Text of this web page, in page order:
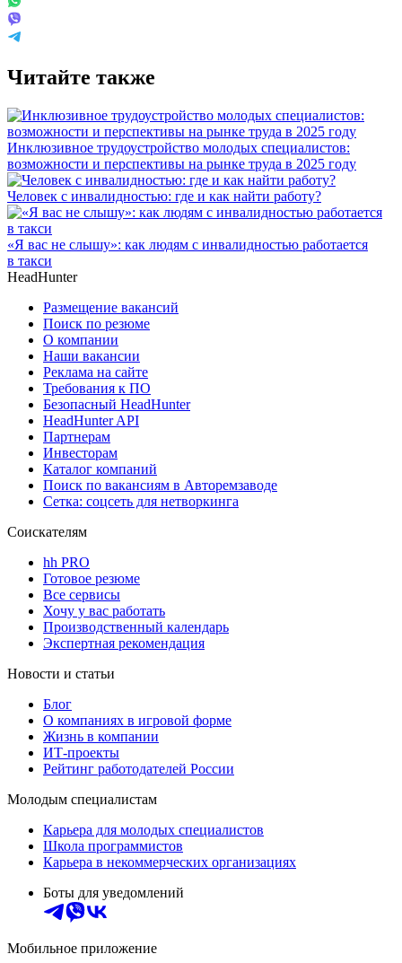
Читайте также
Инклюзивное трудоустройство молодых специалистов:
возможности и перспективы на рынке труда в 2025 году
Человек с инвалидностью: где и как найти работу?
«Я вас не слышу»: как людям с инвалидностью работается
в такси
HeadHunter
Размещение вакансий
Поиск по резюме
О компании
Наши вакансии
Реклама на сайте
Требования к ПО
Безопасный HeadHunter
HeadHunter API
Партнерам
Инвесторам
Каталог компаний
Поиск по вакансиям в Авторемзаводе
Сетка: соцсеть для нетворкинга
Соискателям
hh PRO
Готовое резюме
Все сервисы
Хочу у вас работать
Производственный календарь
Экспертная рекомендация
Новости и статьи
Блог
О компаниях в игровой форме
Жизнь в компании
ИТ-проекты
Рейтинг работодателей России
Молодым специалистам
Карьера для молодых специалистов
Школа программистов
Карьера в некоммерческих организациях
Боты для уведомлений
Мобильное приложение